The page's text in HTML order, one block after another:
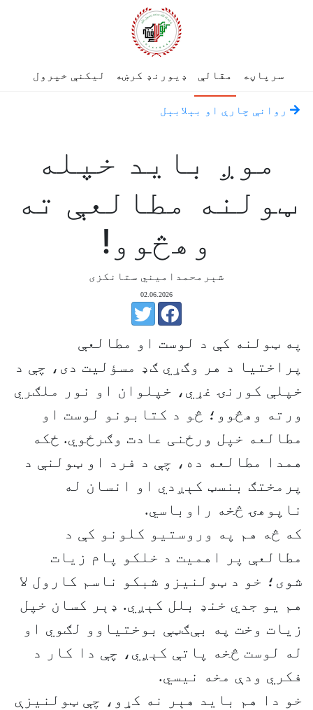
سرپاڼه مقالې ډیورنډ کرښه لیکنې خپرول
روانې چارې او بېلابېل
موږ باید خپله
ټولنه مطالعې ته
وهڅوو!
شېرمحمدامیني ستانکزی
02.06.2026
په ټولنه کې د لوست او مطالعې
پراختیا د هر وګړي ګډ مسؤلیت دی، چې د
خپلې کورنۍ غړي، خپلوان او نور ملګري
ورته وهڅوو؛ څو د کتابونو لوست او
مطالعه خپل ورځنی عادت وګرځوي. ځکه
همدا مطالعه ده، چې د فرد او ټولنې د
پرمختګ بنسټ کېږدي او انسان له
ناپوهۍ څخه راوباسي.
که څه هم په وروستیو کلونو کې د
مطالعې پر اهمیت د خلکو پام زیات
شوی؛ خو د ټولنیزو شبکو ناسم کارول لا
هم یو جدي خنډ بلل کېږي. ډېر کسان خپل
زیات وخت په بې‌ګټې بوختیاوو لګوي او
له لوست څخه پاتې کېږي، چې دا کار د
فکري ودې مخه نیسي.
خو دا هم باید هېر نه کړو، چې ټولنیزې